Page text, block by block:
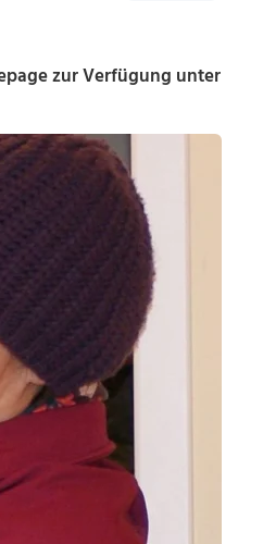
zur Verfügung unter